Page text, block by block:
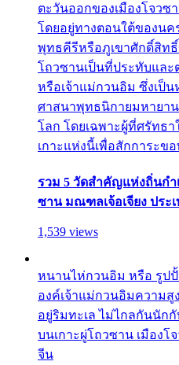
ตะวันออกของเมืองโจวซ
โดยอยู่ทางตอนใต้ของนค
พุทธคีรีหรือภูเขาศักดิ์สิท
โถวซานเป็นที่ประทับแล
หรือเจ้าแม่กวนอิม ซึ่งเป็
ศาสนาพุทธนิกายมหายา
โลก โดยเฉพาะผู้ที่ศรัทธ
เกาะแห่งนี้เพื่อสักการะข
รวม 5 วัดสำคัญแห่งถิ่นกำ
ซาน มณฑลเจ้อเจียง ประ
1,539 views
หนานไห่กวนอิม หรือ รูปปั้
องค์เจ้าแม่กวนอิมความสู
อยู่ริมทะเล ไม่ไกลกันนัก
บนเกาะผู่โถวซาน เมืองโ
จีน